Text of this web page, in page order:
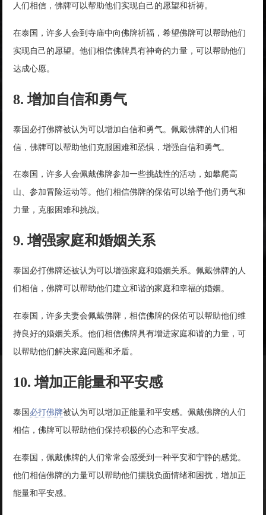
人们相信，佛牌可以帮助他们实现自己的愿望和祈祷。
在泰国，许多人会到寺庙中向佛牌祈福，希望佛牌可以帮助他们
实现自己的愿望。他们相信佛牌具有神奇的力量，可以帮助他们
达成心愿。
8. 增加自信和勇气
泰国必打佛牌被认为可以增加自信和勇气。佩戴佛牌的人们相
信，佛牌可以帮助他们克服困难和恐惧，增强自信和勇气。
在泰国，许多人会佩戴佛牌参加一些挑战性的活动，如攀爬高
山、参加冒险运动等。他们相信佛牌的保佑可以给予他们勇气和
力量，克服困难和挑战。
9. 增强家庭和婚姻关系
泰国必打佛牌还被认为可以增强家庭和婚姻关系。佩戴佛牌的人
们相信，佛牌可以帮助他们建立和谐的家庭和幸福的婚姻。
在泰国，许多夫妻会佩戴佛牌，相信佛牌的保佑可以帮助他们维
持良好的婚姻关系。他们相信佛牌具有增进家庭和谐的力量，可
以帮助他们解决家庭问题和矛盾。
10. 增加正能量和平安感
泰国 必打佛牌被认为可以增加正能量和平安感。佩戴佛牌的人们
相信，佛牌可以帮助他们保持积极的心态和平安感。
在泰国，佩戴佛牌的人们常常会感受到一种平安和宁静的感觉。
他们相信佛牌的力量可以帮助他们摆脱负面情绪和困扰，增加正
能量和平安感。